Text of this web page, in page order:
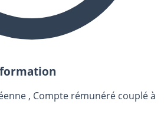
, Compte rémunéré couplé à